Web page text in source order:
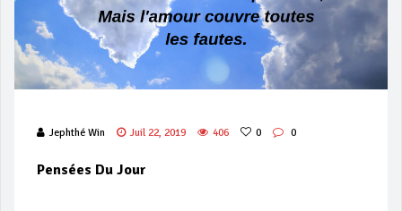
Jephthé Win Juil 22, 2019 406 0 0
Pensées Du Jour